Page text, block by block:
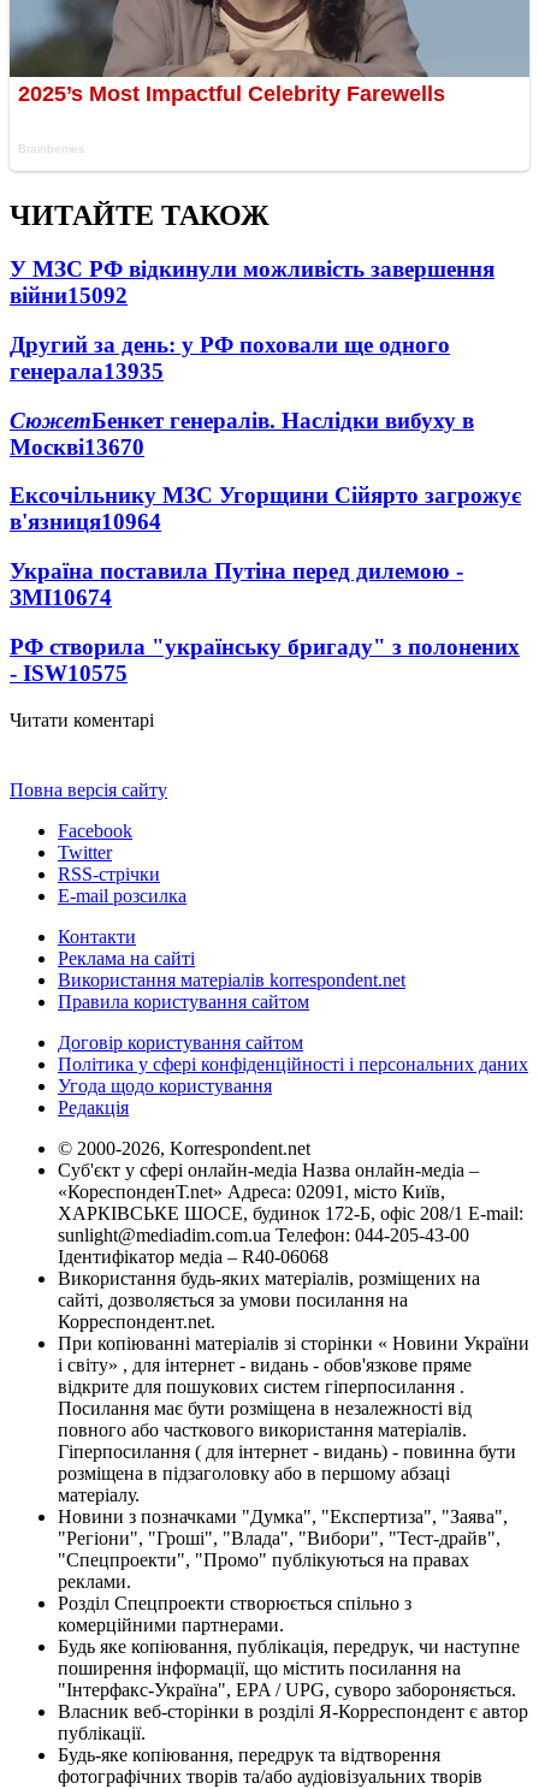
ЧИТАЙТЕ ТАКОЖ
У МЗС РФ відкинули можливість завершення
війни15092
Другий за день: у РФ поховали ще одного
генерала13935
СюжетБенкет генералів. Наслідки вибуху в
Москві13670
Ексочільнику МЗС Угорщини Сійярто загрожує
в'язниця10964
Україна поставила Путіна перед дилемою -
ЗМІ10674
РФ створила "українську бригаду" з полонених
- ISW10575
Читати коментарі
Повна версія сайту
Facebook
Twitter
RSS-стрічки
E-mail розсилка
Контакти
Реклама на сайті
Використання матеріалів korrespondent.net
Правила користування сайтом
Договір користування сайтом
Політика у сфері конфіденційності і персональних даних
Угода щодо користування
Редакція
© 2000-2026, Korrespondent.net
Суб'єкт у сфері онлайн-медіа Назва онлайн-медіа –
«КореспонденТ.net» Адреса: 02091, місто Київ,
ХАРКІВСЬКЕ ШОСЕ, будинок 172-Б, офіс 208/1 E-mail:
sunlight@mediadim.com.ua Телефон: 044-205-43-00
Ідентифікатор медіа – R40-06068
Використання будь-яких матеріалів, розміщених на
сайті, дозволяється за умови посилання на
Корреспондент.net.
При копіюванні матеріалів зі сторінки « Новини України
і світу» , для інтернет - видань - обов'язкове пряме
відкрите для пошукових систем гіперпосилання .
Посилання має бути розміщена в незалежності від
повного або часткового використання матеріалів.
Гіперпосилання ( для інтернет - видань) - повинна бути
розміщена в підзаголовку або в першому абзаці
матеріалу.
Новини з позначками "Думка", "Експертиза", "Заява",
"Регіони", "Гроші", "Влада", "Вибори", "Тест-драйв",
"Спецпроекти", "Промо" публікуються на правах
реклами.
Розділ Спецпроекти створюється спільно з
комерційними партнерами.
Будь яке копіювання, публікація, передрук, чи наступне
поширення інформації, що містить посилання на
"Інтерфакс-Україна", EPA / UPG, суворо забороняється.
Власник веб-сторінки в розділі Я-Корреспондент є автор
публікації.
Будь-яке копіювання, передрук та відтворення
фотографічних творів та/або аудіовізуальних творів